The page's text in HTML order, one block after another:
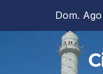
Dom.